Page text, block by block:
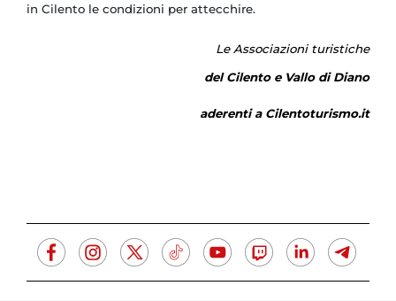
in Cilento le condizioni per attecchire.
Le Associazioni turistiche
del Cilento e Vallo di Diano
aderenti a Cilentoturismo.it